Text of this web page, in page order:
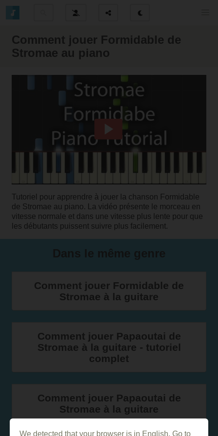
Comment jouer Formidable de
Stromae au piano
Tutoriel pour apprendre à jouer la chanson Formidable
de Stromae au piano. La vidéo présente le morceau en
vitesse normale et dans une vitesse plus lente pour que
les débutants puissent suivre plus facilement.
Comment jouer Formidable de
Stromae à la guitare
Comment jouer Papaoutai de
Stromae à la guitare - tutoriel
complet
Comment jouer Papaoutai de
Stromae à la guitare
We detected that your browser is in English. Go to